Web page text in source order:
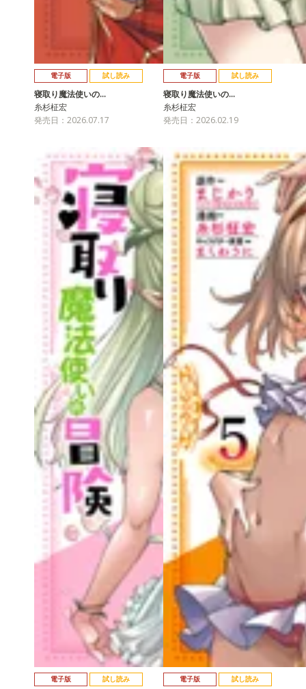
電子版 試し読み
寝取り魔法使いの…
糸杉柾宏
発売日：2026.07.17
電子版 試し読み
寝取り魔法使いの…
糸杉柾宏
発売日：2026.02.19
電子版 試し読み 電子版 試し読み